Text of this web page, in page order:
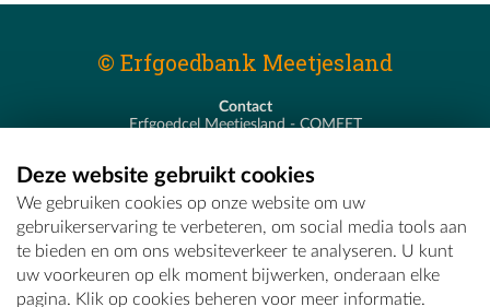
© Erfgoedbank Meetjesland
Contact
Erfgoedcel Meetjesland - COMEET
T - 09 373 75 96
E -erfgoedcel@comeet.be
Deze website gebruikt cookies
We gebruiken cookies op onze website om uw
gebruikerservaring te verbeteren, om social media tools aan
te bieden en om ons websiteverkeer te analyseren. U kunt
uw voorkeuren op elk moment bijwerken, onderaan elke
pagina. Klik op cookies beheren voor meer informatie.